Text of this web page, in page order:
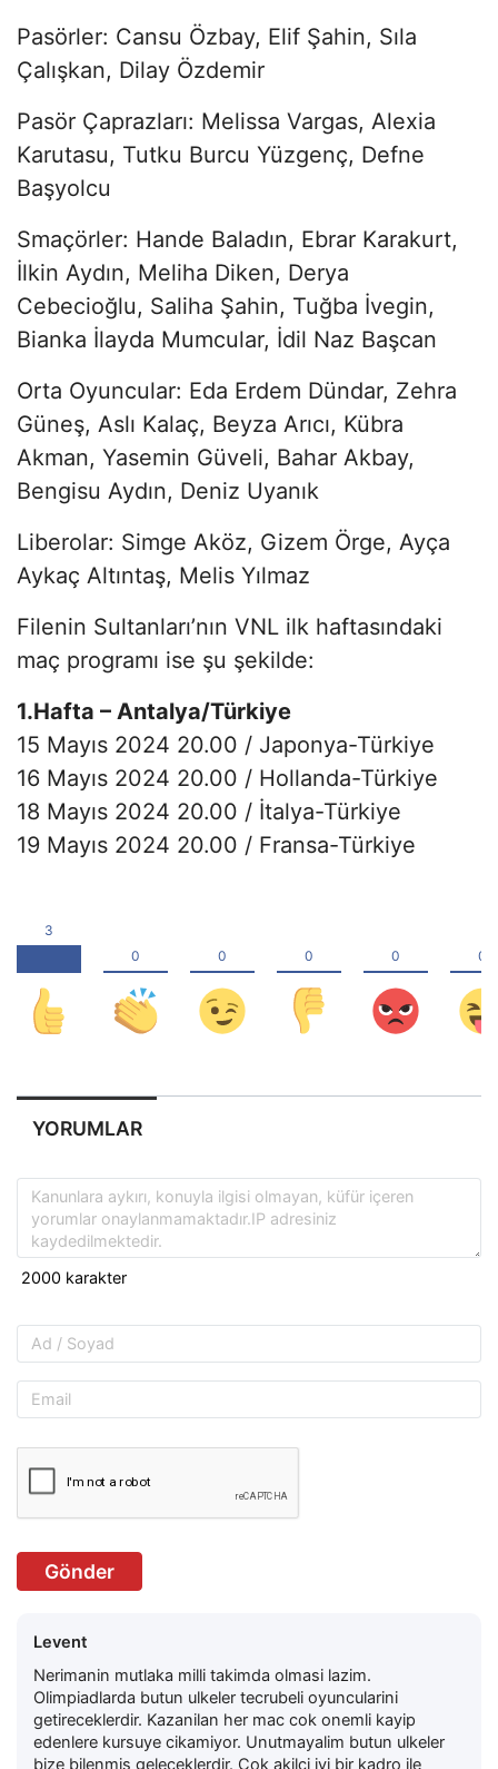
Pasörler: Cansu Özbay, Elif Şahin, Sıla
Çalışkan, Dilay Özdemir
Pasör Çaprazları: Melissa Vargas, Alexia
Karutasu, Tutku Burcu Yüzgenç, Defne
Başyolcu
Smaçörler: Hande Baladın, Ebrar Karakurt,
İlkin Aydın, Meliha Diken, Derya
Cebecioğlu, Saliha Şahin, Tuğba İvegin,
Bianka İlayda Mumcular, İdil Naz Başcan
Orta Oyuncular: Eda Erdem Dündar, Zehra
Güneş, Aslı Kalaç, Beyza Arıcı, Kübra
Akman, Yasemin Güveli, Bahar Akbay,
Bengisu Aydın, Deniz Uyanık
Liberolar: Simge Aköz, Gizem Örge, Ayça
Aykaç Altıntaş, Melis Yılmaz
Filenin Sultanları’nın VNL ilk haftasındaki
maç programı ise şu şekilde:
1.Hafta – Antalya/Türkiye
15 Mayıs 2024 20.00 / Japonya-Türkiye
16 Mayıs 2024 20.00 / Hollanda-Türkiye
18 Mayıs 2024 20.00 / İtalya-Türkiye
19 Mayıs 2024 20.00 / Fransa-Türkiye
YORUMLAR
Gönder
Levent
Nerimanin mutlaka milli takimda olmasi lazim.
Olimpiadlarda butun ulkeler tecrubeli oyuncularini
getireceklerdir. Kazanilan her mac cok onemli kayip
edenlere kursuye cikamiyor. Unutmayalim butun ulkeler
bize bilenmis geleceklerdir. Cok akilci iyi bir kadro ile